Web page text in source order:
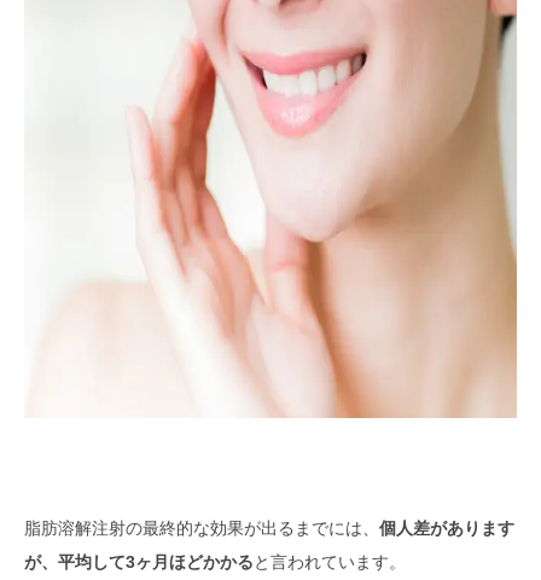
脂肪溶解注射の最終的な効果が出るまでには、 個人差があります
が、平均して3ヶ月ほどかかると言われています。